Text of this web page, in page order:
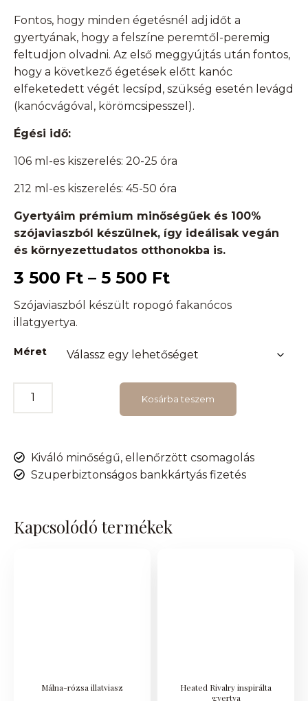
Fontos, hogy minden égetésnél adj időt a
gyertyának, hogy a felszíne peremtől-peremig
feltudjon olvadni. Az első meggyújtás után fontos,
hogy a következő égetések előtt kanóc
elfeketedett végét lecsípd, szükség esetén levágd
(kanócvágóval, körömcsipesszel).
Égési idő:
106 ml-es kiszerelés: 20-25 óra
212 ml-es kiszerelés: 45-50 óra
Gyertyáim prémium minőségűek és 100%
szójaviaszból készülnek, így ideálisak vegán
és környezettudatos otthonokba is.
3 500 Ft – 5 500 Ft
Szójaviaszból készült ropogó fakanócos
illatgyertya.
Méret
Kosárba teszem
Kiváló minőségű, ellenőrzött csomagolás
Szuperbiztonságos bankkártyás fizetés
Kapcsolódó termékek
Málna-rózsa illatviasz
Heated Rivalry inspirálta
gyertya